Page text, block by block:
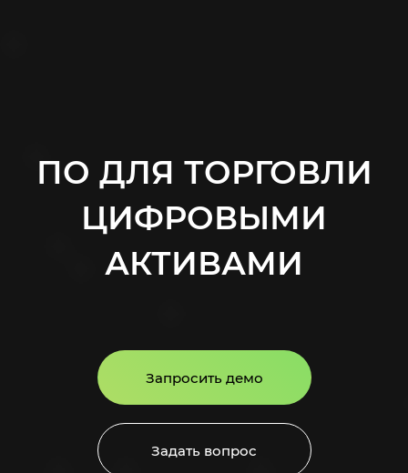
ПО ДЛЯ ТОРГОВЛИ
ЦИФРОВЫМИ
АКТИВАМИ
Запросить демо
Задать вопрос